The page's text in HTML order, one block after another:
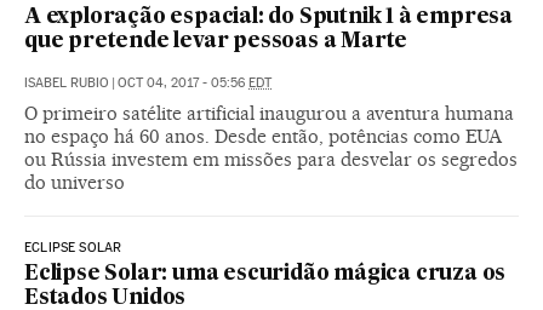
A exploração espacial: do Sputnik 1 à empresa
que pretende levar pessoas a Marte
ISABEL RUBIO | OCT 04, 2017 - 05:56 EDT
O primeiro satélite artificial inaugurou a aventura humana
no espaço há 60 anos. Desde então, potências como EUA
ou Rússia investem em missões para desvelar os segredos
do universo
ECLIPSE SOLAR
Eclipse Solar: uma escuridão mágica cruza os
Estados Unidos